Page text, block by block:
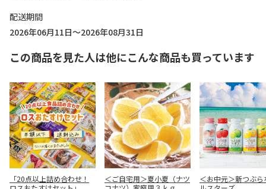
配送期間
2026年06月11日～2026年08月31日
この商品を見た人は他にこんな商品も買っています
「20点以上詰め合わせ！
＜ご自宅用＞夏小夏（ナツ
＜お中元＞新つぶら